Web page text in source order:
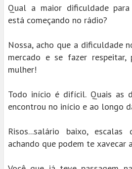
Qual a maior dificuldade
está começando no rádio?
Nossa, acho que a dificuldade
mercado e se fazer respeitar,
mulher!
Todo início é difícil. Quais as
encontrou no início e ao longo
Risos...salário baixo, escalas
achando que podem te xavecar